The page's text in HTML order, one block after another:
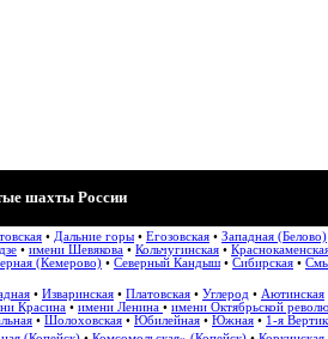
шахты России
• Дальние горы • Егозовская • Западная (Белово)
• имени Шевякова • Кольчугинская •
(Кемерово) • Северный Кандыш • Сибирская •
• Изваринская • Платовская • Углерод • Аютинская
Красина • имени Ленина • имени Октябрьской
• Шолоховская • Юбилейная • Южная • 1-я